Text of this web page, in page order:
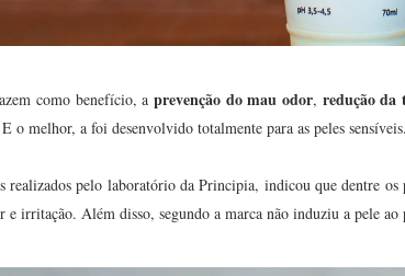
como benefício, a prevenção do mau odor, redução da
o melhor, a foi desenvolvido totalmente para as peles sensíveis.
realizados pelo laboratório da Principia, indicou que dentre
e irritação. Além disso, segundo a marca não induziu a pele ao